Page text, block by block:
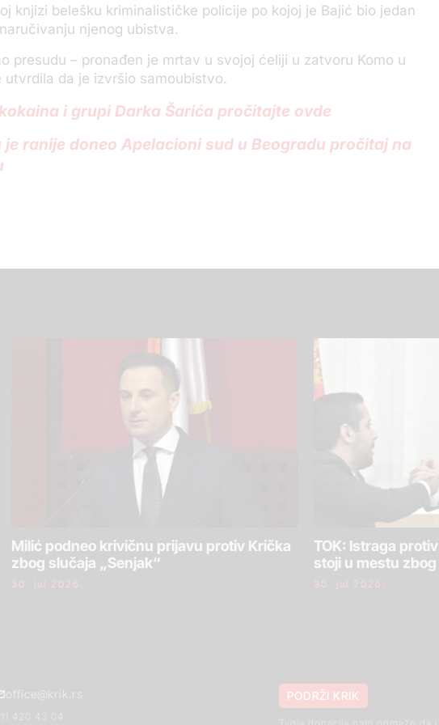
knjizi belešku kriminalističke policije po kojoj je Bajić bio jedan
njenog ubistva.
presudu – pronađen je mrtav u svojoj ćeliji u zatvoru Komo u
utvrdila da je izvršio samoubistvo.
i grupi Darka Šarića pročitajte ovde
je ranije doneo Apelacioni sud u Beogradu pročitaj na
Milić podneo krivičnu prijavu protiv Krička
zbog slučaja „Senjak“
30. jul 2026.
TOK: Istraga
stoji u mestu
30. jul 2026.
office@krik.rs
011 420 43 04
PODRŽI KRIK